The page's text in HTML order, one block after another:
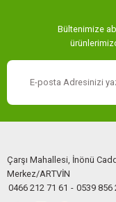
Bültenimize
Çarşı Mahallesi, İnönü
Merkez/ARTVİN
0466 212 71 61 - 0539 856